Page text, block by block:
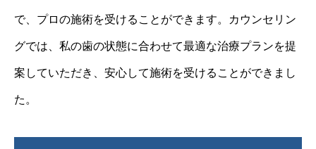
で、プロの施術を受けることができます。カウンセリン
グでは、私の歯の状態に合わせて最適な治療プランを提
案していただき、安心して施術を受けることができまし
た。